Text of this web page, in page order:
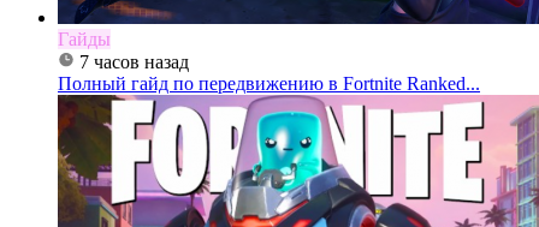
Гайды
7 часов назад
Полный гайд по передвижению в Fortnite Ranked...